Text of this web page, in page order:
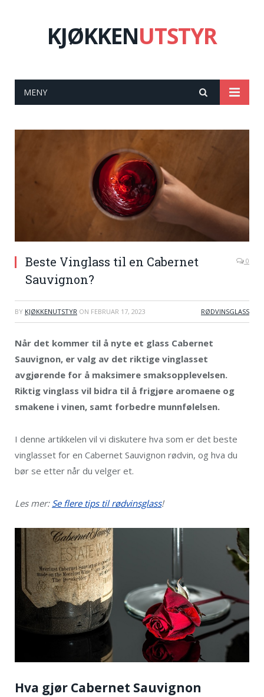
KJØKKENUTSTYR
MENY
Beste Vinglass til en Cabernet
Sauvignon?
0
BY KJØKKENUTSTYR ON FEBRUAR 17, 2023 RØDVINSGLASS
Når det kommer til å nyte et glass Cabernet
Sauvignon, er valg av det riktige vinglasset
avgjørende for å maksimere smaksopplevelsen.
Riktig vinglass vil bidra til å frigjøre aromaene og
smakene i vinen, samt forbedre munnfølelsen.
I denne artikkelen vil vi diskutere hva som er det beste
vinglasset for en Cabernet Sauvignon rødvin, og hva du
bør se etter når du velger et.
Les mer: Se flere tips til rødvinsglass!
Hva gjør Cabernet Sauvignon